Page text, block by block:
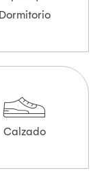
Dormitorio
Calzado